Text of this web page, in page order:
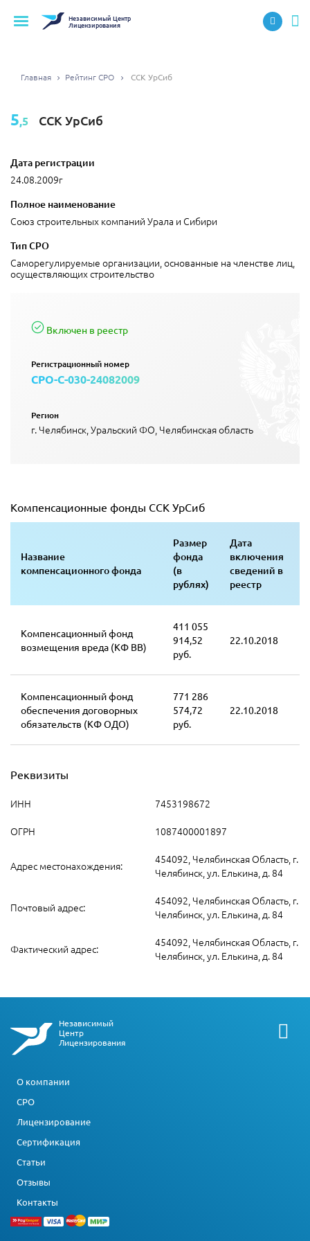
НезависимыйЦентр
Лицензирования
Главная Рейтинг СРО ССК УрСиб
5,5 ССК УрСиб
Дата регистрации
24.08.2009г
Полное наименование
Союз строительных компаний Урала и Сибири
Тип СРО
Саморегулируемые организации, основанные на членстве лиц,
осуществляющих строительство
Включен в реестр
Регистрационный номер
СРО-С-030-24082009
Регион
г. Челябинск, Уральский ФО, Челябинская область
Компенсационные фонды ССК УрСиб
Название
компенсационного фонда
Размер
фонда
(в
рублях)
Дата
включения
сведений в
реестр
Компенсационный фонд
возмещения вреда (КФ ВВ)
411 055
914,52
руб.
22.10.2018
Компенсационный фонд
обеспечения договорных
обязательств (КФ ОДО)
771 286
574,72
руб.
22.10.2018
Реквизиты
ИНН
7453198672
ОГРН
1087400001897
Адрес местонахождения:
454092, Челябинская Область, г.
Челябинск, ул. Елькина, д. 84
Почтовый адрес:
454092, Челябинская Область, г.
Челябинск, ул. Елькина, д. 84
Фактический адрес:
454092, Челябинская Область, г.
Челябинск, ул. Елькина, д. 84
Независимый
Центр
Лицензирования
О компании
СРО
Лицензирование
Сертификация
Статьи
Отзывы
Контакты